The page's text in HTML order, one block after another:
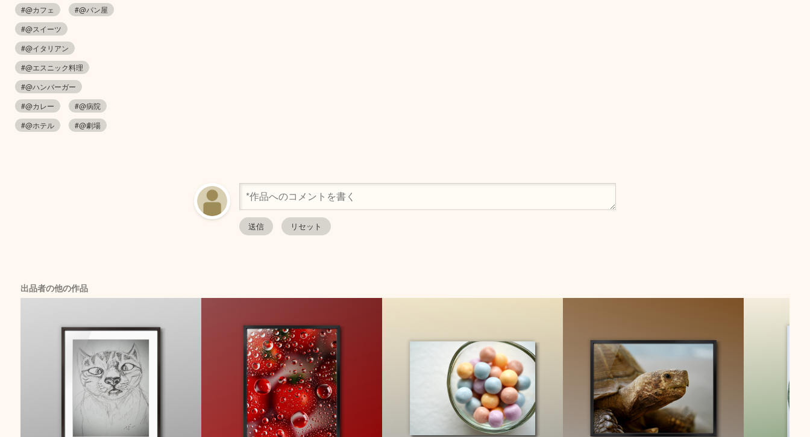
#@カフェ
#@パン屋
#@スイーツ
#@イタリアン
#@エスニック料理
#@ハンバーガー
#@カレー
#@病院
#@ホテル
#@劇場
出品者の他の作品